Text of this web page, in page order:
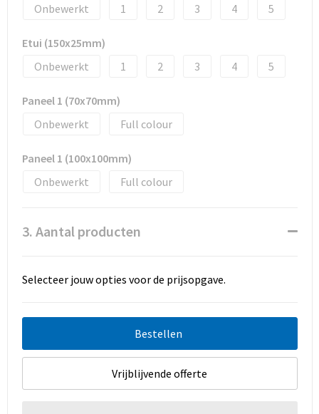
Onbewerkt
1 2 3 4 5
Etui (150x25mm)
Onbewerkt
1 2 3 4 5
Paneel 1 (70x70mm)
Onbewerkt
Full colour
Paneel 1 (100x100mm)
Onbewerkt
Full colour
3. Aantal producten
Selecteer jouw opties voor de prijsopgave.
Bestellen
Vrijblijvende offerte